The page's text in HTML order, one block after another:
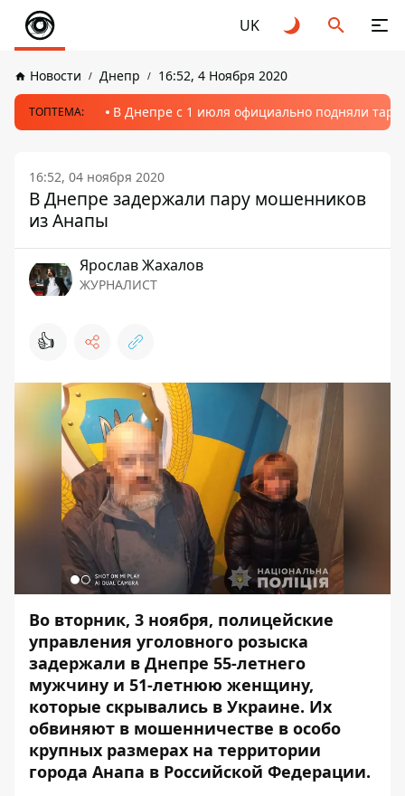
UK
Новости Днепр 16:52, 4 Ноября 2020
ТОПТЕМА: В Днепре с 1 июля официально подняли
16:52, 04 ноября 2020
В Днепре задержали пару мошенников
из Анапы
Ярослав Жахалов
ЖУРНАЛИСТ
👍
Во вторник, 3 ноября, полицейские
управления уголовного розыска
задержали в Днепре 55-летнего
мужчину и 51-летнюю женщину,
которые скрывались в Украине. Их
обвиняют в мошенничестве в особо
крупных размерах на территории
города Анапа в Российской Федерации.